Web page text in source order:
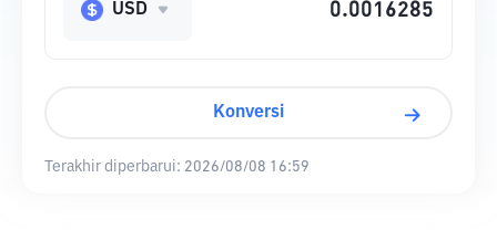
USD
Konversi
Terakhir diperbarui: 2026/08/08 16:59